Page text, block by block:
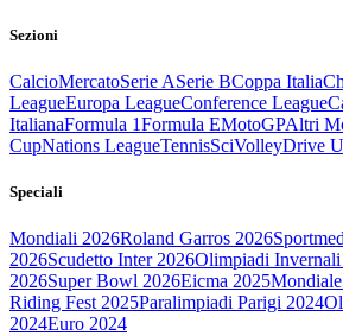
Sezioni
CalcioMercatoSerie ASerie BCoppa Italia
LeagueEuropa LeagueConference League
ItalianaFormula 1Formula EMotoGPAltri
CupNations LeagueTennisSciVolleyDrive
Speciali
Mondiali 2026Roland Garros 2026
2026Scudetto Inter 2026Olimpiadi
2026Super Bowl 2026Eicma 2025
Riding Fest 2025Paralimpiadi Parigi 2024
2024Euro 2024